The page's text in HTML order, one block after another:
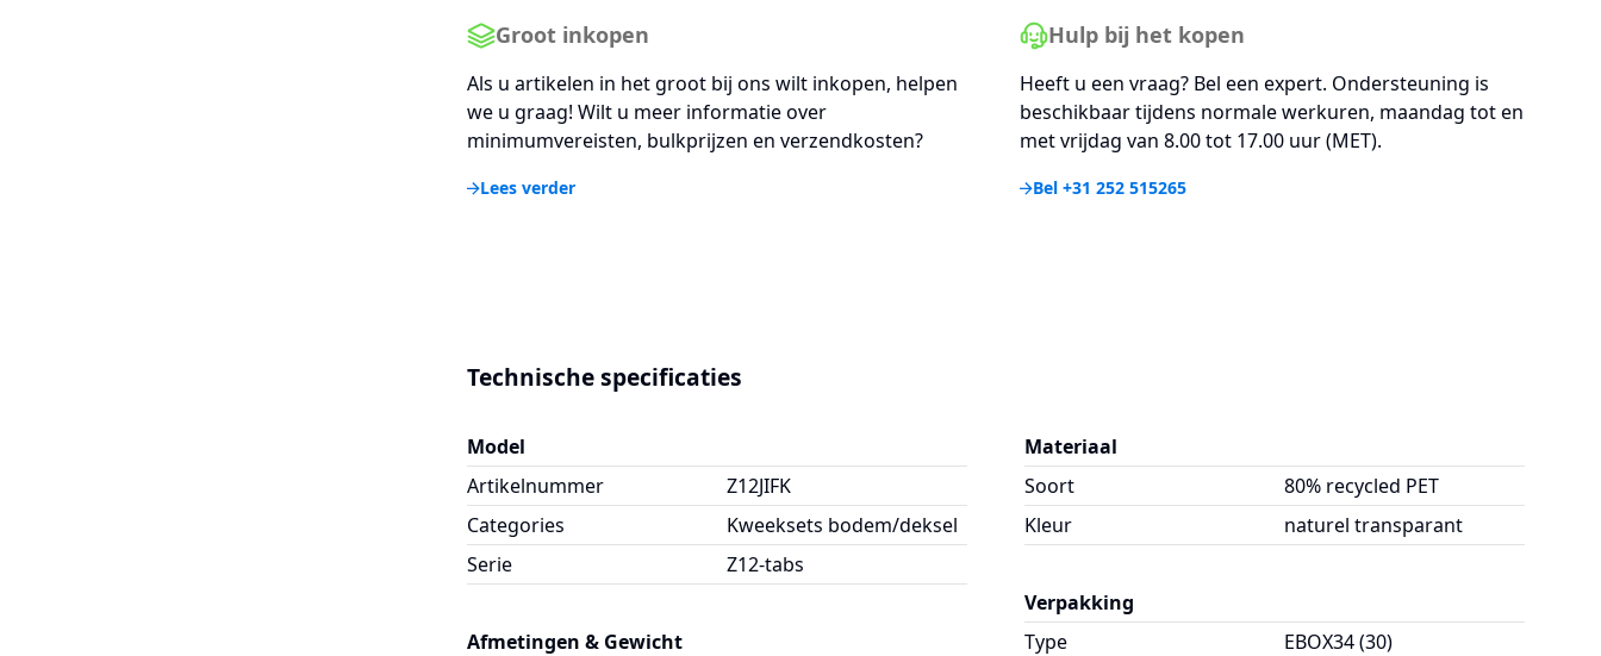
Groot inkopen
Als u artikelen in het groot bij ons wilt inkopen, helpen
we u graag! Wilt u meer informatie over
minimumvereisten, bulkprijzen en verzendkosten?
Lees verder
Hulp bij het kopen
Heeft u een vraag? Bel een expert. Ondersteuning is
beschikbaar tijdens normale werkuren, maandag tot en
met vrijdag van 8.00 tot 17.00 uur (MET).
Bel +31 252 515265
Technische specificaties
Model
Artikelnummer
Z12JIFK
Categories
Kweeksets bodem/deksel
Serie
Z12-tabs
Afmetingen & Gewicht
Materiaal
Soort
80% recycled PET
Kleur
naturel transparant
Verpakking
Type
EBOX34 (30)